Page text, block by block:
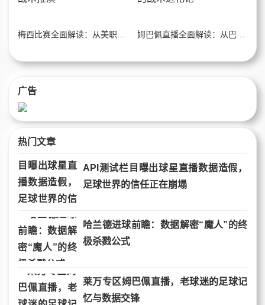
姆巴佩直播全面解读：从巴黎到皇马，速度之王的战术进化论
广告
热门文章
API测试栏目曝出球星直播数据造假，
足球世界的信任正在崩塌
哈兰德进球前瞻：数据解密“魔人”的终
极杀戮公式
莱万专区姆巴佩直播，老球迷的足球记
忆与数据交锋